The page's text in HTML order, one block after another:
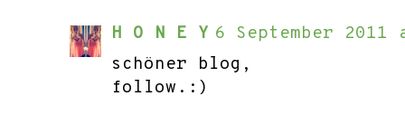
H O N E Y 6 September 2011
schöner blog,
follow.:)